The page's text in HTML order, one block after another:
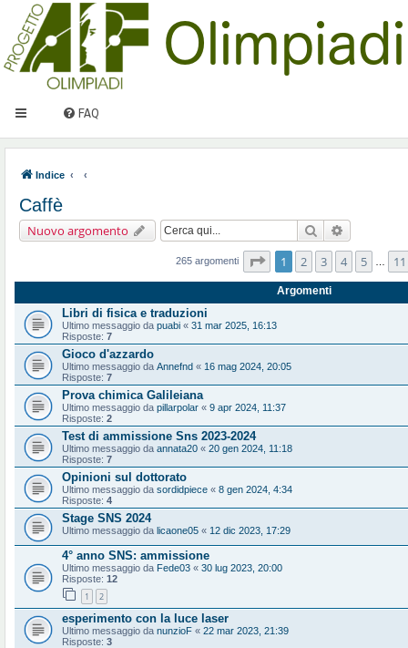
FAQ
Indice
Caffè
Nuovo argomento Cerca
265 argomenti Pagina1 di11
1 2 3 4 5 11
Argomenti
Libri di fisica e traduzioni
Ultimo messaggio da puabi « 31 mar 2025, 16:13
Risposte: 7
Gioco d'azzardo
Ultimo messaggio da Annefnd « 16 mag 2024, 20:05
Risposte: 7
Prova chimica Galileiana
Ultimo messaggio da pillarpolar « 9 apr 2024, 11:37
Risposte: 2
Test di ammissione Sns 2023-2024
Ultimo messaggio da annata20 « 20 gen 2024, 11:18
Risposte: 7
Opinioni sul dottorato
Ultimo messaggio da sordidpiece « 8 gen 2024, 4:34
Risposte: 4
Stage SNS 2024
Ultimo messaggio da licaone05 « 12 dic 2023, 17:29
4° anno SNS: ammissione
Ultimo messaggio da Fede03 « 30 lug 2023, 20:00
Risposte: 12
1 2
esperimento con la luce laser
Ultimo messaggio da nunzioF « 22 mar 2023, 21:39
Risposte: 3